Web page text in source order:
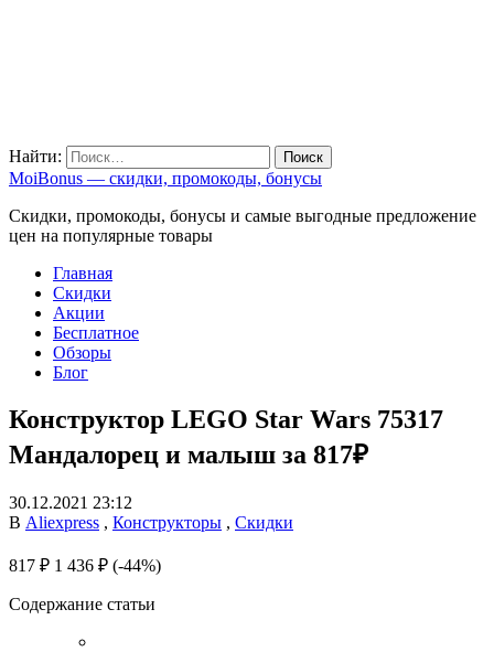
Найти:
MoiBonus — скидки, промокоды, бонусы
Скидки, промокоды, бонусы и самые выгодные предложение
цен на популярные товары
Главная
Скидки
Акции
Бесплатное
Обзоры
Блог
Конструктор LEGO Star Wars 75317
Мандалорец и малыш за 817₽
30.12.2021 23:12
В Aliexpress , Конструкторы , Скидки
817 ₽ 1 436 ₽ (-44%)
Содержание статьи